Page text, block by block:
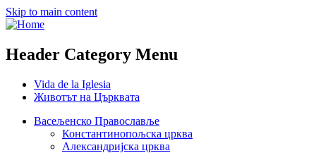
Skip to main content
Header Category Menu
Vida de la Iglesia
Животът на Църквата
Васељенско Православље
Константинопољска црква
Александријска црква